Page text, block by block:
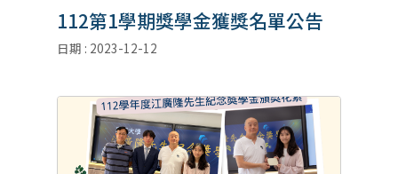
112第1學期獎學金獲獎名單公告
日期 : 2023-12-12